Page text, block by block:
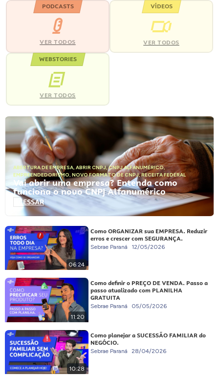
PODCASTS
VER TODOS
VÍDEOS
VER TODOS
WEBSTORIES
VER TODOS
ABERTURA DE EMPRESA, ABRIR CNPJ,CNPJ ALFANUMÉRICO,
EMPREENDEDORISMO, NOVO FORMATO DE CNPJ,RECEITA FEDERAL
Vai abrir uma empresa? Entenda como
funciona o novo CNPJ Alfanumérico
ACESSAR
06:24
Como ORGANIZAR sua EMPRESA. Reduzir
erros e crescer com SEGURANÇA.
Sebrae Paraná 12/05/2026
11:20
Como definir o PREÇO DE VENDA. Passo a
passo atualizado com PLANILHA
GRATUITA
Sebrae Paraná 05/05/2026
10:28
Como planejar a SUCESSÃO FAMILIAR do
NEGÓCIO.
Sebrae Paraná 28/04/2026